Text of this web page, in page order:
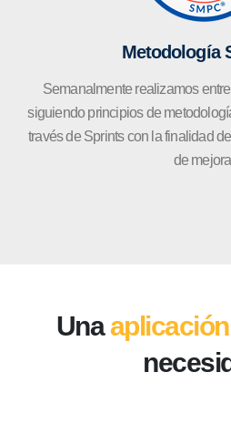
Metodología
Semanalmente realizamos
siguiendo principios de
través de Sprints con la finalidad
de
Unaaplicación